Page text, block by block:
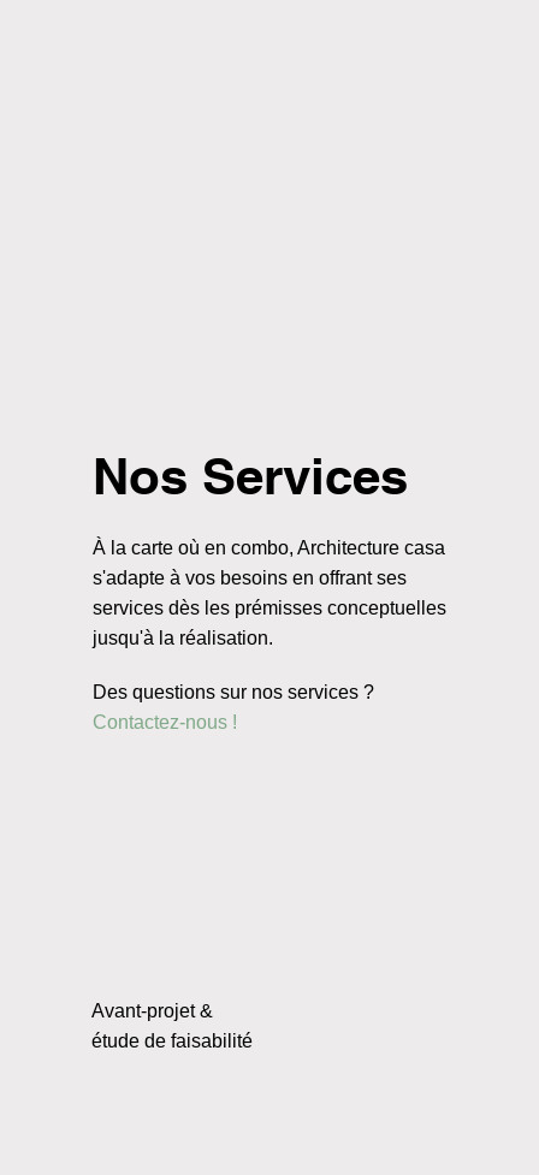
Nos Services
À la carte où en combo, Architecture casa
s'adapte à vos besoins en offrant ses
services dès les prémisses conceptuelles
jusqu'à la réalisation.
Des questions sur nos services ?
Contactez-nous !
Avant-projet &
étude de faisabilité